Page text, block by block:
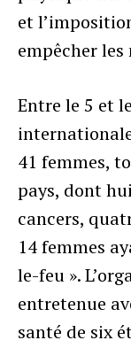
et
empêcher les
Entre le 5 et
41 femmes,
pays, dont
cancers,
14 femmes
le-feu ».
entretenue
santé de six